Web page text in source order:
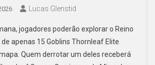
Lucas Glenstid
jogadores poderão explorar o Reino
apenas 15 Goblins Thornleaf Elite
Quem derrotar um deles receberá